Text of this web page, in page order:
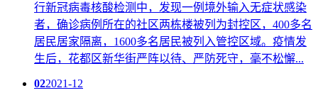
行新冠病毒核酸检测中，发现一例境外输入无症状感染
者，确诊病例所在的社区两栋楼被列为封控区，400多名
居民居家隔离，1600多名居民被列入管控区域。疫情发
生后，花都区新华街严阵以待、严防死守，毫不松懈...
022021-12